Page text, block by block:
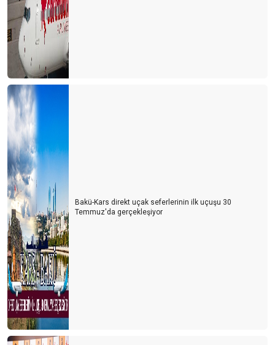
GÖZLER KALBİN AYNASI MI?
Kaçıncı sınıf yöneticisiniz?
En iyi mesleklerin %60’i henüz keşfedilmedi
“80’e 20” Kuralı
Bana yalan söyle
Eski sabahlığın efendisi olmak
Hamam böceği teorisi
Yaratıcı şehirler ve Antalya
Yalın yönetim ya da Dabbawala
Tarih olmak yada tarih yazmak
Kırık cam sendromu
4 mahalleli kasaba
Online yorum siteleri
EXPO alani için alternatif öneri
Dikkat Z kuşağı geliyor
Bakü-Kars direkt uçak seferlerinin ilk uçuşu 30
Temmuz'da gerçekleşiyor